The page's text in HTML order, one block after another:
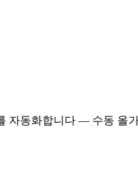
자동화합니다 — 수동 올